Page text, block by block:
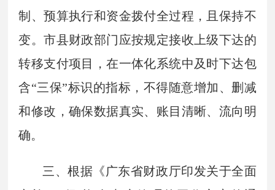
制、预算执行和资金拨付全过程，且保持不
变。市县财政部门应按规定接收上级下达的
转移支付项目，在一体化系统中及时下达包
含“三保”标识的指标，不得随意增加、删减
和修改，确保数据真实、账目清晰、流向明
确。
三、根据《广东省财政厅印发关于全面